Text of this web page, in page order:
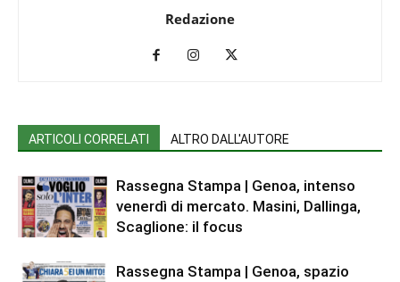
Redazione
ARTICOLI CORRELATI ALTRO DALL'AUTORE
Rassegna Stampa | Genoa, intenso
venerdì di mercato. Masini, Dallinga,
Scaglione: il focus
Rassegna Stampa | Genoa, spazio